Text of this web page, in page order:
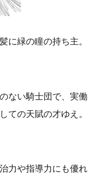
に緑の瞳の持ち主。
ない騎士団で、実働
ての天賦の才ゆえ。
力や指導力にも優れ